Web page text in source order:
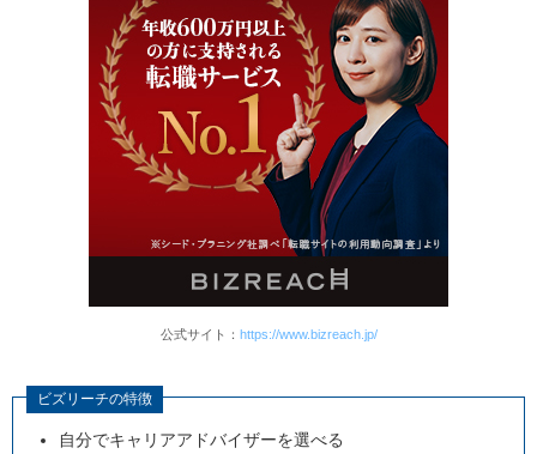
公式サイト： https://www.bizreach.jp/
ビズリーチの特徴
自分でキャリアアドバイザーを選べる